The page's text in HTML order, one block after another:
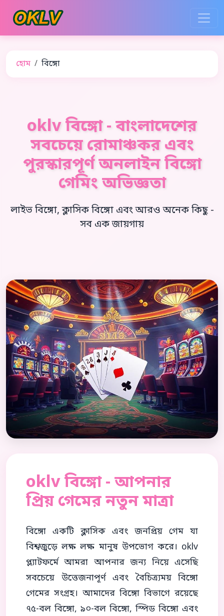
হোম বিঙ্গো
oklv বিঙ্গো - বাংলাদেশের
সবচেয়ে রোমাঞ্চকর এবং
পুরস্কারপূর্ণ অনলাইন বিঙ্গো
গেমিং অভিজ্ঞতা
লাইভ বিঙ্গো, ক্লাসিক বিঙ্গো এবং আরও অনেক কিছু -
সব এক জায়গায়
oklv বিঙ্গো - আপনার
প্রিয় গেমের নতুন মাত্রা
বিঙ্গো একটি ক্লাসিক এবং জনপ্রিয় গেম যা
বিশ্বজুড়ে লক্ষ লক্ষ মানুষ উপভোগ করে। oklv
প্ল্যাটফর্মে আমরা আপনার জন্য নিয়ে এসেছি
সবচেয়ে উত্তেজনাপূর্ণ এবং বৈচিত্র্যময় বিঙ্গো
গেমের সংগ্রহ। আমাদের বিঙ্গো বিভাগে রয়েছে
৭৫-বল বিঙ্গো, ৯০-বল বিঙ্গো, স্পিড বিঙ্গো এবং